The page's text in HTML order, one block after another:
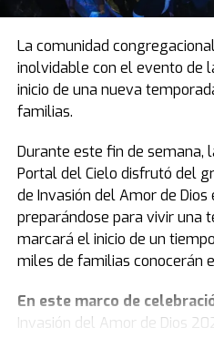
La comunidad
inolvidable con el evento de
inicio de una nueva
familias.
Durante este fin de semana,
Portal del Cielo disfrutó del
de Invasión del Amor de Dios
preparándose para vivir una
marcará el inicio de un
miles de familias conocerán
En este marco de
Invasión del Amor de Dios